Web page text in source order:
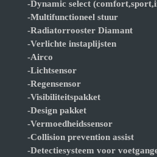
-Dynamic select
-Multifunctioneel stuur
-Radiatorrooster Diamant
-Verlichte instaplijsten
-Airco
-Lichtsensor
-Regensensor
-Visibiliteitspakket
-Design pakket
-Vermoedheidssensor
-Collision prevention assist
-Detectiesysteem voor